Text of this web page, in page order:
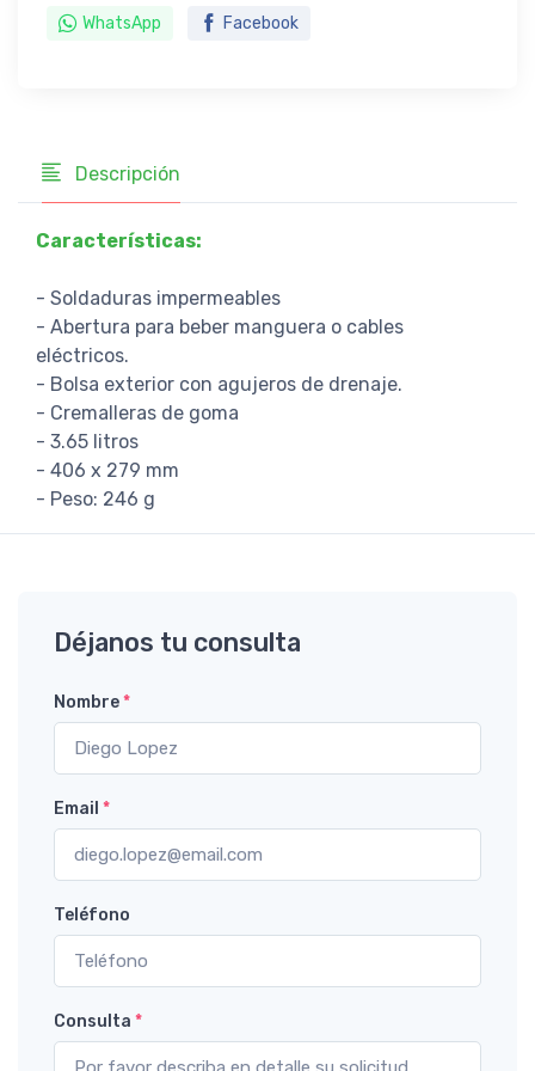
WhatsApp Facebook
Descripción
Características:
- Soldaduras impermeables
- Abertura para beber manguera o cables
eléctricos.
- Bolsa exterior con agujeros de drenaje.
- Cremalleras de goma
- 3.65 litros
- 406 x 279 mm
- Peso: 246 g
Déjanos tu consulta
Nombre*
Email *
Teléfono
Consulta *